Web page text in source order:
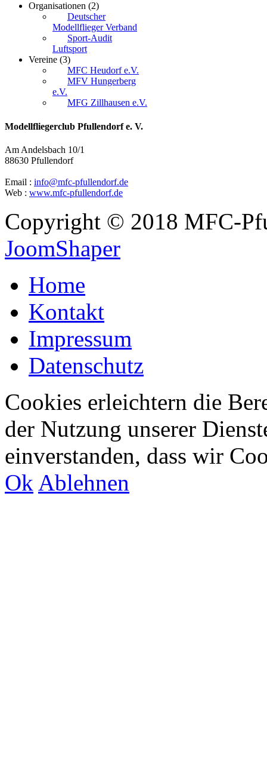
Organisationen (2)
Deutscher
Modellflieger Verband
Sport-Audit
Luftsport
Vereine (3)
MFC Heudorf e.V.
MFV Hungerberg
e.V.
MFG Zillhausen e.V.
Modellfliegerclub Pfullendorf e. V.
Am Andelsbach 10/1
88630 Pfullendorf
Email : info@mfc-pfullendorf.de
Web : www.mfc-pfullendorf.de
Copyright © 2018 MFC-
JoomShaper
Home
Kontakt
Impressum
Datenschutz
Cookies erleichtern die
der Nutzung unserer
einverstanden, dass wir
Ok Ablehnen